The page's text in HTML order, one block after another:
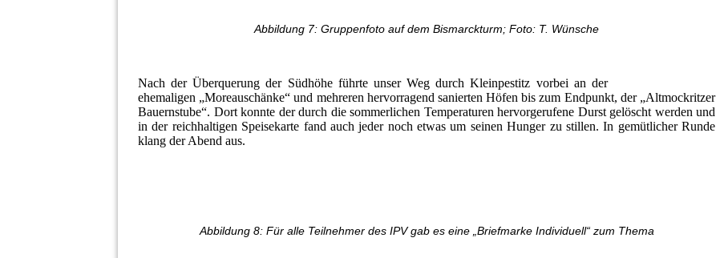
Abbildung 7: Gruppenfoto auf dem Bismarckturm; Foto: T. Wünsche
Nach der Überquerung der Südhöhe führte unser Weg durch Kleinpestitz vorbei an der
ehemaligen „Moreauschänke“ und mehreren hervorragend sanierten Höfen bis zum Endpunkt, der „Altmockritzer
Bauernstube“. Dort konnte der durch die sommerlichen Temperaturen hervorgerufene Durst gelöscht werden und
in der reichhaltigen Speisekarte fand auch jeder noch etwas um seinen Hunger zu stillen. In gemütlicher Runde
klang der Abend aus.
Abbildung 8: Für alle Teilnehmer des IPV gab es eine „Briefmarke Individuell“ zum Thema